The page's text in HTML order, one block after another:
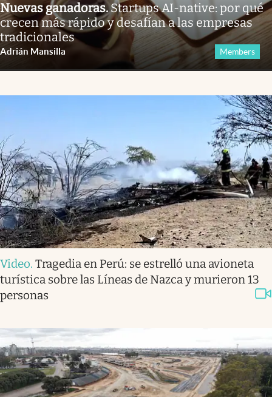
Nuevas ganadoras.Startups AI-native: por qué
crecen más rápido y desafían a las empresas
tradicionales
Adrián Mansilla Members
Video. Tragedia en Perú: se estrelló una avioneta
turística sobre las Líneas de Nazca y murieron 13
personas